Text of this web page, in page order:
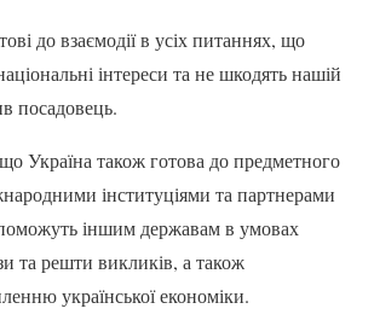
до взаємодії в усіх питаннях, що
інтереси та не шкодять нашій
посадовець.
Україна також готова до предметного
інституціями та партнерами
іншим державам в умовах
та решти викликів, а також
української економіки.